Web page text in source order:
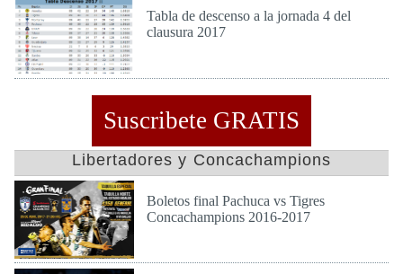
Tabla de descenso a la jornada 4 del
clausura 2017
Suscribete GRATIS
Libertadores y Concachampions
Boletos final Pachuca vs Tigres
Concachampions 2016-2017